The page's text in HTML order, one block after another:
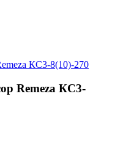
Remeza КС3-